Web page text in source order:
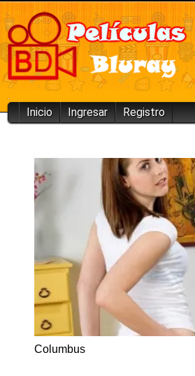
.
Inicio
Ingresar Registro
Columbus